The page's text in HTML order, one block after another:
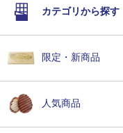
カテゴリから探す
限定・新商品
人気商品